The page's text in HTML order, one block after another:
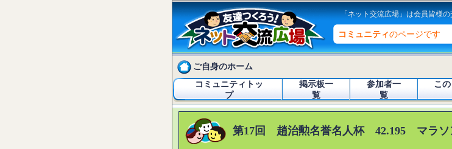
「ネット交流広場」は会員皆様
コミュニティのページです
ご自身のホーム
コミュニティトッ
プ
掲示板一
覧
参加者一
覧
こ
第17回 趙治勲名誉名人杯 42.195 マラソ